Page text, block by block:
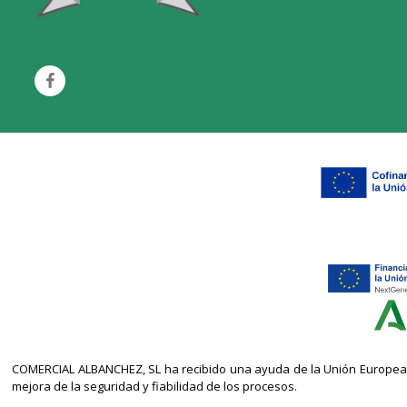
COMERCIAL ALBANCHEZ, SL ha recibido una ayuda de la Unión
mejora de la seguridad y fiabilidad de los procesos.